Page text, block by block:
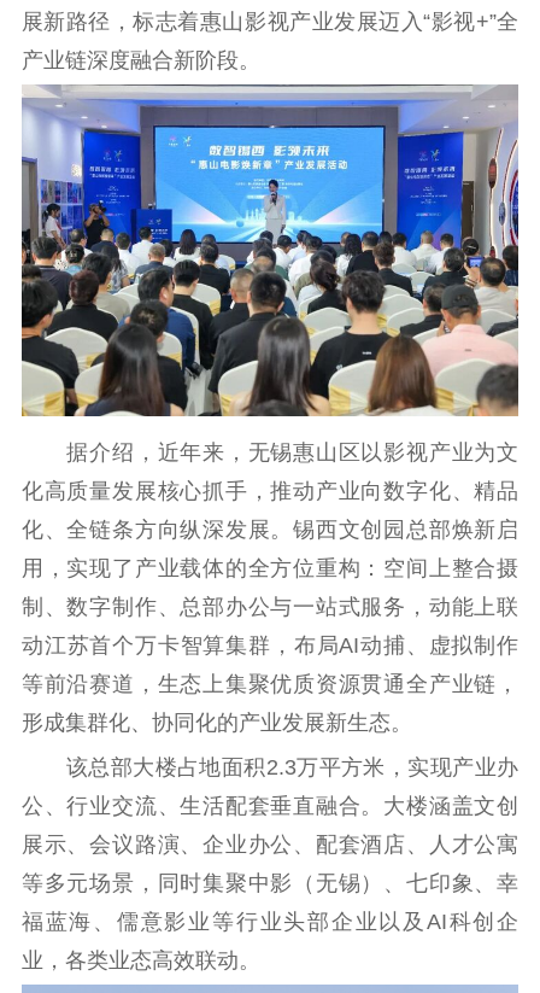
理论武装
理论学习 宣传宣讲 研究阐释
哲学社科
社科强省 工作通知
成果集萃
江苏文脉
资料下载
新闻宣传
主题宣传 对外宣传
新闻发布
记者之家
品牌栏目
文化文艺
精品生产 文化惠民
文化传承
精神文明
文明创建 文明实践
文明培育
先进典型
社会宣传
思想政治教育 爱国主义教育
全民国防教育
红色资源保护利
用
新闻出版
展新路径，标志着惠山影视产业发展迈入“影视+”全
产业链深度融合新阶段。
据介绍，近年来，无锡惠山区以影视产业为文
化高质量发展核心抓手，推动产业向数字化、精品
化、全链条方向纵深发展。锡西文创园总部焕新启
用，实现了产业载体的全方位重构：空间上整合摄
制、数字制作、总部办公与一站式服务，动能上联
动江苏首个万卡智算集群，布局AI动捕、虚拟制作
等前沿赛道，生态上集聚优质资源贯通全产业链，
形成集群化、协同化的产业发展新生态。
该总部大楼占地面积2.3万平方米，实现产业办
公、行业交流、生活配套垂直融合。大楼涵盖文创
展示、会议路演、企业办公、配套酒店、人才公寓
等多元场景，同时集聚中影（无锡）、七印象、幸
福蓝海、儒意影业等行业头部企业以及AI科创企
业，各类业态高效联动。